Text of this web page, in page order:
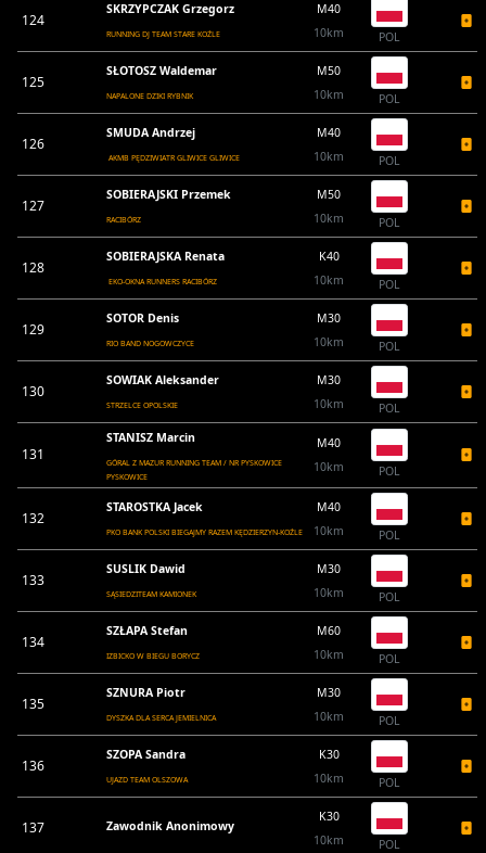
124
SKRZYPCZAK Grzegorz
RUNNING DJ TEAM STARE KOŹLE
M40
10km
POL
125
SŁOTOSZ Waldemar
NAPALONE DZIKI RYBNIK
M50
10km
POL
126
SMUDA Andrzej
AKMB PĘDZIWIATR GLIWICE GLIWICE
M40
10km
POL
127
SOBIERAJSKI Przemek
RACIBÓRZ
M50
10km
POL
128
SOBIERAJSKA Renata
EKO-OKNA RUNNERS RACIBÓRZ
K40
10km
POL
129
SOTOR Denis
RIO BAND NOGOWCZYCE
M30
10km
POL
130
SOWIAK Aleksander
STRZELCE OPOLSKIE
M30
10km
POL
131
STANISZ Marcin
GÓRAL Z MAZUR RUNNING TEAM / NR PYSKOWICE
PYSKOWICE
M40
10km
POL
132
STAROSTKA Jacek
PKO BANK POLSKI BIEGAJMY RAZEM KĘDZIERZYN-KOŹLE
M40
10km
POL
133
SUSLIK Dawid
SĄSIEDZITEAM KAMIONEK
M30
10km
POL
134
SZŁAPA Stefan
IZBICKO W BIEGU BORYCZ
M60
10km
POL
135
SZNURA Piotr
DYSZKA DLA SERCA JEMIELNICA
M30
10km
POL
136
SZOPA Sandra
UJAZD TEAM OLSZOWA
K30
10km
POL
137 Zawodnik Anonimowy
K30
10km
POL